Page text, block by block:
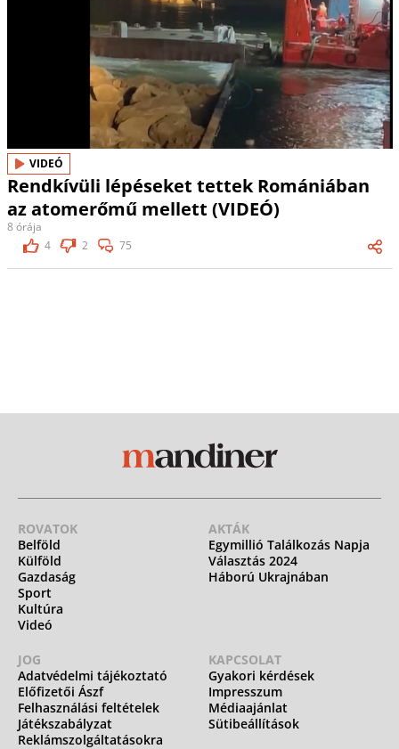
VIDEÓ
Rendkívüli lépéseket tettek Romániában
az atomerőmű mellett (VIDEÓ)
8 órája
4
2 75
ROVATOK
Belföld
Külföld
Gazdaság
Sport
Kultúra
Videó
AKTÁK
Egymillió Találkozás Napja
Választás 2024
Háború Ukrajnában
JOG
Adatvédelmi tájékoztató
Előfizetői Ászf
Felhasználási feltételek
Játékszabályzat
Reklámszolgáltatásokra
KAPCSOLAT
Gyakori kérdések
Impresszum
Médiaajánlat
Sütibeállítások